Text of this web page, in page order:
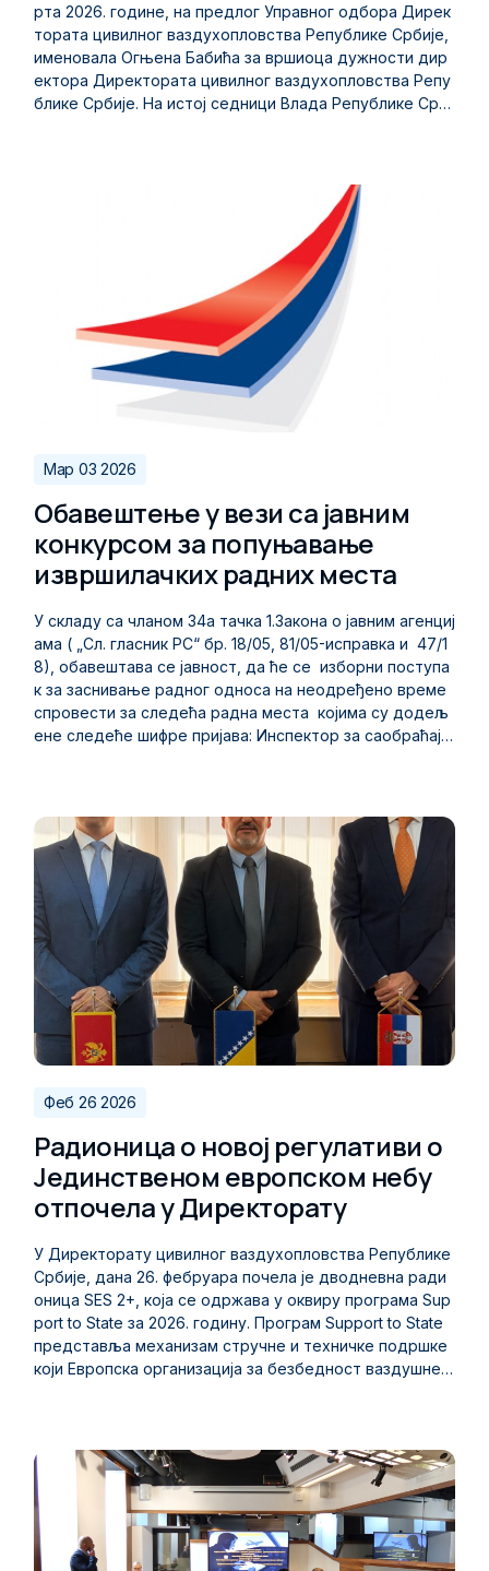
рта 2026. године, на предлог Управног одбора Дирек
тората цивилног ваздухопловства Републике Србије,
именовала Огњена Бабића за вршиоца дужности дир
ектора Директората цивилног ваздухопловства Репу
блике Србије. На истој седници Влада Републике Срб
Мар 03 2026
Обавештење у вези са јавним
конкурсом за попуњавање
извршилачких радних места
У складу са чланом 34а тачка 1.Закона о јавним агенциј
ама ( „Сл. гласник РС“ бр. 18/05, 81/05-исправка и 47/1
8), обавештава се јавност, да ће се изборни поступа
к за заснивање радног односа на неодређено време
спровести за следећа радна места којима су додељ
ене следеће шифре пријава: Инспектор за саобраћајн
001 Возач- шифра пријаве: RM-OOP-001 Проверивач за
област корпоративног права - шифра пријаве: JK-ONP-
001
Феб 26 2026
Радионица о новој регулативи о
Јединственом европском небу
отпочела у Директорату
У Директорату цивилног ваздухопловства Републике
Србије, дана 26. фебруара почела је дводневна ради
оница SES 2+, која се одржава у оквиру програма Sup
port to State за 2026. годину. Програм Support to State
представља механизам стручне и техничке подршке
који Европска организација за безбедност ваздушне п
и стандарда. Радионица је посвећена новој регулатив
и о Јединственом европском небу, која доноси рефо
рму постојећег регулаторног оквира. Циљ радионице
је упознавање са новинама које ова уредба доноси, к
ао и припрема за њено прилагођавање и преузимање